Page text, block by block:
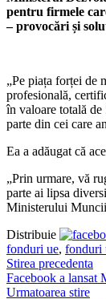
pentru firmele
– provocări și
„Pe piața forței de
profesională,
în valoare totală de
parte din cei care
Ea a adăugat că
„Prin urmare, vă
parte ai lipsa
Ministerului
Distribuie
fonduri ue, fonduri
Stirea precedenta
Facebook a lansat
Urmatoarea stire